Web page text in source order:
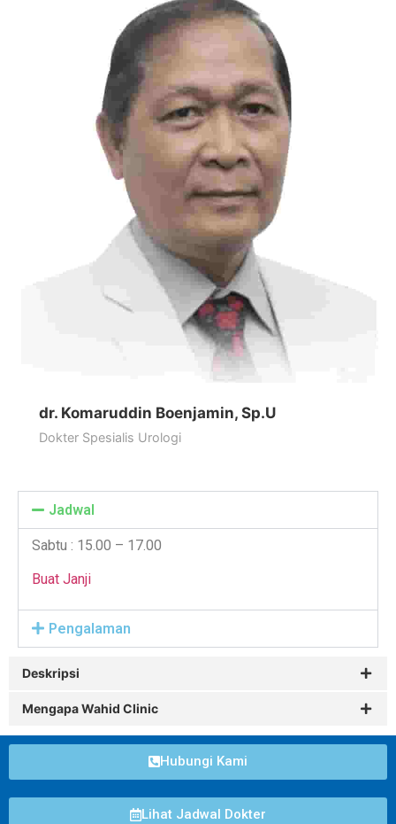
dr. Komaruddin Boenjamin, Sp.U
Dokter Spesialis Urologi
Jadwal
Sabtu : 15.00 – 17.00
Buat Janji
Pengalaman
Deskripsi
Mengapa Wahid Clinic
Hubungi Kami
Lihat Jadwal Dokter